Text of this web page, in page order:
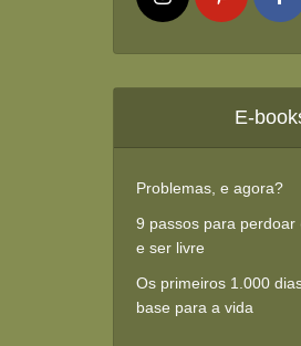
E-
Problemas, e agora?
9 passos para
e ser livre
Os primeiros 1.000
base para a vida